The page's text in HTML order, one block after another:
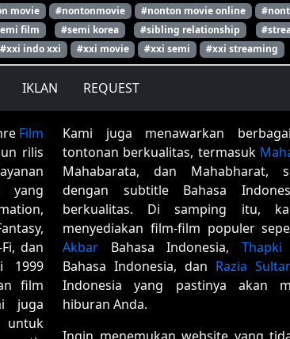
movie #nontonmovie #nonton movie online
film #semi korea #sibling relationship
#xxi indo xxi #xxi movie #xxi semi #xxi streaming
IKLAN REQUEST
Film
rilis
yang
dan
1999
film
juga
Kami juga menawarkan
tontonan berkualitas, termasuk
Mahabarata, dan Mahabharat,
dengan subtitle Bahasa
berkualitas. Di samping itu,
menyediakan film-film populer
Akbar Bahasa Indonesia,
Bahasa Indonesia, dan Razia
Indonesia yang pastinya akan
hiburan Anda.
Ingin menemukan website yang